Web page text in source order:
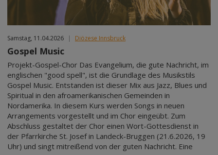
Samstag, 11.04.2026 | Diözese Innsbruck
Gospel Music
Projekt-Gospel-Chor Das Evangelium, die gute Nachricht, im
englischen "good spell", ist die Grundlage des Musikstils
Gospel Music. Entstanden ist dieser Mix aus Jazz, Blues und
Spiritual in den afroamerikanischen Gemeinden in
Nordamerika. In diesem Kurs werden Songs in neuen
Arrangements vorgestellt und im Chor eingeübt. Zum
Abschluss gestaltet der Chor einen Wort-Gottesdienst in
der Pfarrkirche St. Josef in Landeck-Bruggen (21.6.2026, 19
Uhr) und singt mitreißend von der guten Nachricht. Eine